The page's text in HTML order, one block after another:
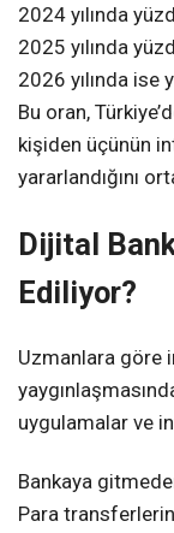
2024 yılında
2025 yılında
2026 yılında ise
Bu oran,
kişiden üçünün
yararlandığını
Dijital
Ediliyor?
Uzmanlara göre
uygulamalar ve
Bankaya
Para